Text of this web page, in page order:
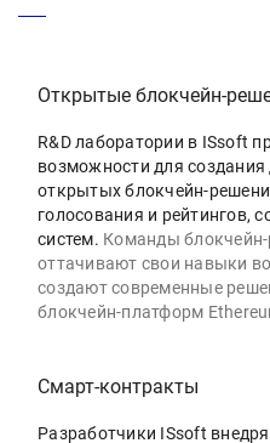
Открытые блокчейн-
R&D лаборатории в ISsoft
возможности для
открытых блокчейн-
голосования и рейтингов,
систем. Команды
оттачивают свои навыки
создают современные
блокчейн-платформ
Смарт-контракты
Разработчики ISsoft